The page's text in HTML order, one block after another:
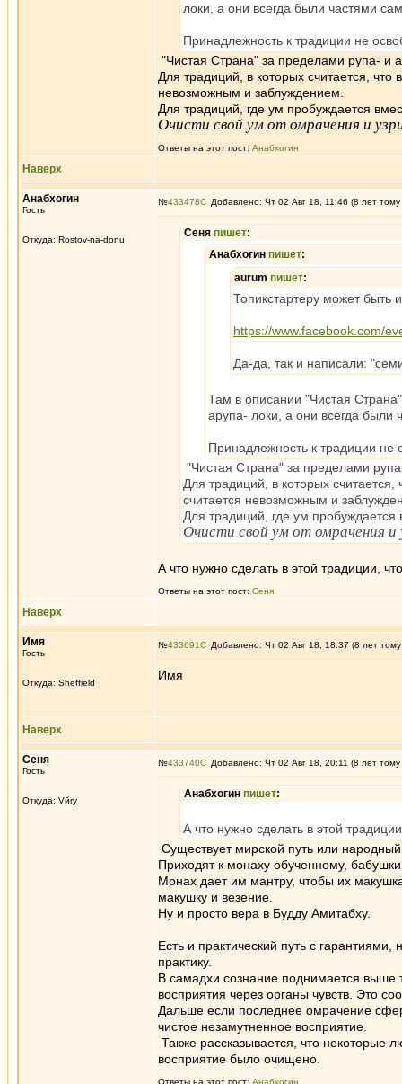
локи, а они всегда были частями
Принадлежность к традиции не
"Чистая Страна" за пределами рупа- и
Для традиций, в которых считается,
невозможным и заблуждением.
Для традиций, где ум пробуждается
Очисти свой ум от омрачения и
Ответы на этот пост: Анабхогин
Наверх
Анабхогин
Гость
Откуда: Rostov-na-donu
№433478 Добавлено: Чт 02 Авг 18, 11:46 (8 лет тому
Сеня пишет:
Анабхогин пишет:
aurum пишет:
Топикстартеру может быть
https://www.facebook.com/
Да-да, так и написали:
Там в описании "Чистая
арупа- локи, а они всегда были
Принадлежность к традиции не
"Чистая Страна" за пределами
Для традиций, в которых
считается невозможным и
Для традиций, где ум пробуждается
Очисти свой ум от омрачения
А что нужно сделать в этой традиции,
Ответы на этот пост: Сеня
Наверх
Имя
Гость
Откуда: Sheffield
№433691 Добавлено: Чт 02 Авг 18, 18:37 (8 лет
Имя
Наверх
Сеня
Гость
Откуда: Vйry
№433740 Добавлено: Чт 02 Авг 18, 20:11 (8 лет тому
Анабхогин пишет:
А что нужно сделать в этой
Существует мирской путь или
Приходят к монаху обученному,
Монах дает им мантру, чтобы их
макушку и везение.
Ну и просто вера в Будду Амитабху.
Есть и практический путь с
практику.
В самадхи сознание поднимается выше
восприятия через органы чувств. Это
Дальше если последнее омрачение
чистое незамутненное восприятие.
Также рассказывается, что некоторые
восприятие было очищено.
Ответы на этот пост: Анабхогин